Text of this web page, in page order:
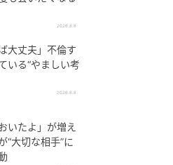
2026.8.8
大丈夫」不倫す
いる“やましい考
2026.8.8
いたよ」が増え
“大切な相手”に